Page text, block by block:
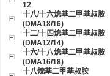
12
十八/十六烷基二甲基叔胺
(DMA18/16)
十二/十四烷基二甲基叔胺
(DMA12/14)
十六/十八烷基二甲基叔胺
(DMA16/18)
十八烷基二甲基叔胺